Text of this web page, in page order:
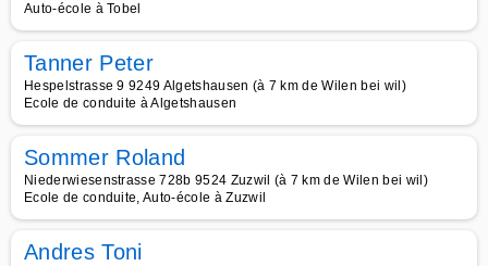
Auto-école à Tobel
Tanner Peter
Hespelstrasse 9 9249 Algetshausen (à 7 km de Wilen bei wil)
Ecole de conduite à Algetshausen
Sommer Roland
Niederwiesenstrasse 728b 9524 Zuzwil (à 7 km de Wilen bei wil)
Ecole de conduite, Auto-école à Zuzwil
Andres Toni